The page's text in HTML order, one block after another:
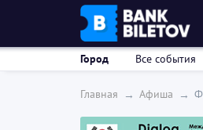
Город Все события
Главная Афиша